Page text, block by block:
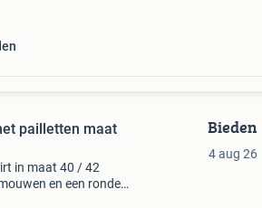
pailletten maat
in maat 40 / 42
en een ronde
Bieden
4 aug 26